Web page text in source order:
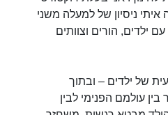
ניסיון של למעלה משני
ילדים, הורים וצוותים
של ילדים – ובתוך
עולמם הפנימי לבין